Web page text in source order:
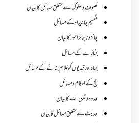
تصوف و سلوک سے متعلق مسائل کا بیان
تقسیم جائیداد کے مسائل
جائز و ناجائزامور کا بیان
جنازے کےمسائل
جہاد اور قیدیوں کو غلام بنانے کے مسائل
حج کے احکام ومسائل
حدود و تعزیرات کا بیان
حدیث سے متعلق مسائل کا بیان